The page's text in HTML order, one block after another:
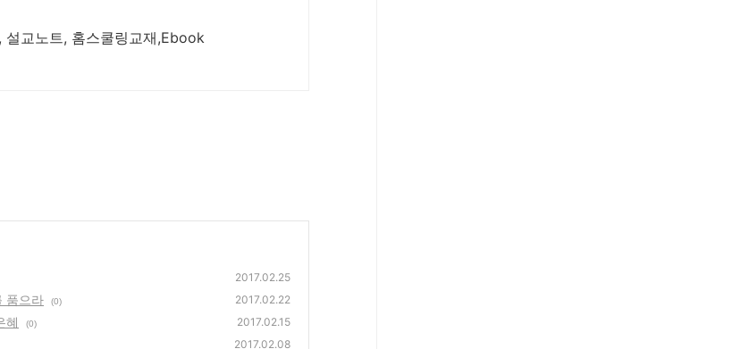
설교노트, 홈스쿨링교재,Ebook
2017.02.25
품으라 (0) 2017.02.22
혜 (0) 2017.02.15
2017.02.08